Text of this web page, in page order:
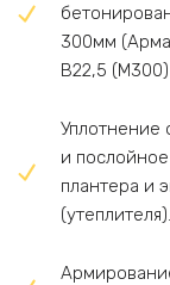
300мм
В22,5 (М300)
Уплотнение
и
плантера и
(утеплителя).